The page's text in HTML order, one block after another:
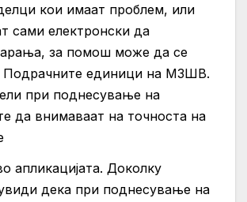
кои имаат проблем, или
сами електронски да
за помош може да се
Подрачните единици на МЗШВ.
при поднесување на
да внимаваат на точноста на
апликацијата. Доколку
дека при поднесување на